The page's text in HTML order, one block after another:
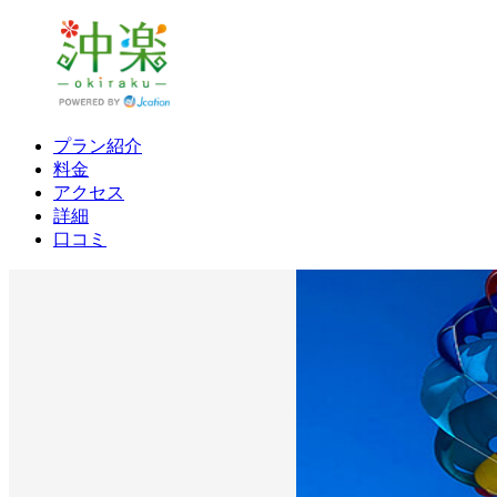
プラン紹介
料金
アクセス
詳細
口コミ